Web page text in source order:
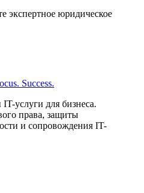
экспертное юридическое
Success.
услуги для бизнеса.
права, защиты
и сопровождения IT-